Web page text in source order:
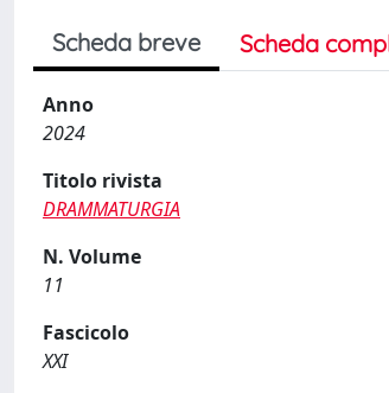
Scheda breve Scheda
Anno
2024
Titolo rivista
DRAMMATURGIA
N. Volume
11
Fascicolo
XXI